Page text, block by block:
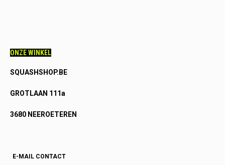
ONZE WINKEL
SQUASHSHOP.BE
GROTLAAN 111a
3680 NEEROETEREN
E-MAIL CONTACT